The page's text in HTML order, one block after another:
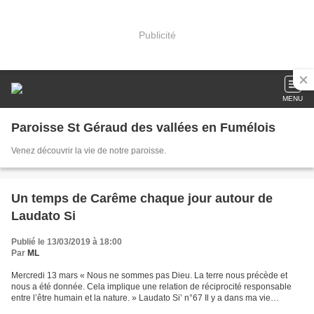
Publicité
MENU
Paroisse St Géraud des vallées en Fumélois
Venez découvrir la vie de notre paroisse.
Un temps de Carême chaque jour autour de
Laudato Si
Publié le 13/03/2019 à 18:00
Par ML
Mercredi 13 mars « Nous ne sommes pas Dieu. La terre nous précède et
nous a été donnée. Cela implique une relation de réciprocité responsable
entre l’être humain et la nature. » Laudato Si’ n°67 Il y a dans ma vie